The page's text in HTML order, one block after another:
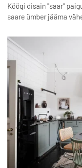
Köögi disain "saar"
saare ümber jääma